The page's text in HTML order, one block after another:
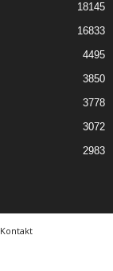
18145
16833
4495
3850
3778
3072
2983
Kontakt